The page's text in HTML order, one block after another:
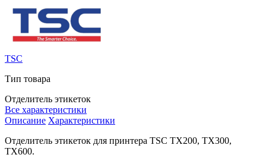
TSC
Тип товара
Отделитель этикеток
Все характеристики
Описание Характеристики
Отделитель этикеток для принтера TSC TX200, TX300,
TX600.